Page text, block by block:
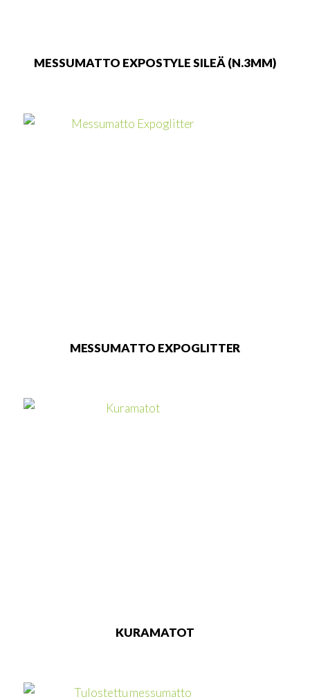
MESSUMATTO EXPOSTYLE SILEÄ (N.3MM)
MESSUMATTO EXPOGLITTER
KURAMATOT